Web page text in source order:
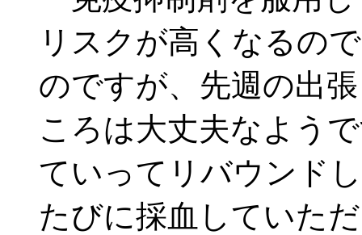
リスクが高くなるの
のですが、先週の出
ころは大丈夫なよう
ていってリバウンド
たびに採血していた